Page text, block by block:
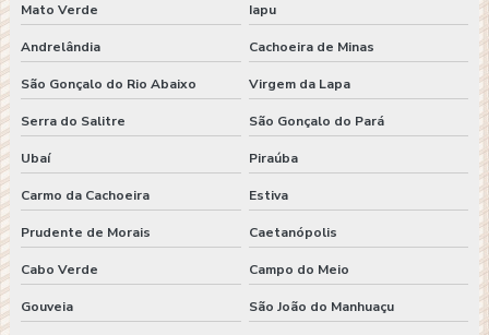
Mato Verde Iapu
Andrelândia Cachoeira de Minas
São Gonçalo do Rio Abaixo Virgem da Lapa
Serra do Salitre São Gonçalo do Pará
Ubaí Piraúba
Carmo da Cachoeira Estiva
Prudente de Morais Caetanópolis
Cabo Verde Campo do Meio
Gouveia São João do Manhuaçu